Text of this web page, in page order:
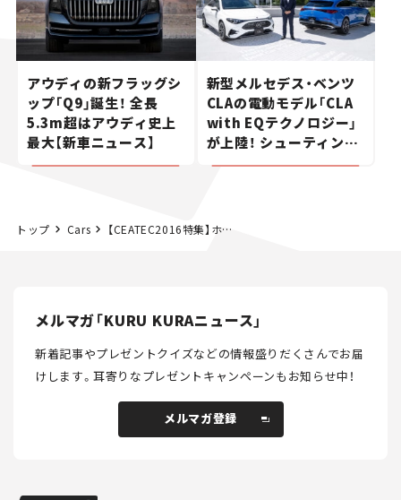
アウディの新フラッグシ
ップ「Q9」誕生！ 全長
5.3m超はアウディ史上
最大【新車ニュース】
新型メルセデス・ベンツ
CLAの電動モデル「CLA
with EQテクノロジー」
が上陸！ シューティング
ブレークも発売【新車ニ
トップ Cars 【CEATEC2016特集】ホンダ、3Dプリントで「MC-β」をカスタマイズ
メルマガ「KURU KURAニュース」
新着記事やプレゼントクイズなどの情報盛りだくさんでお届
けします。耳寄りなプレゼントキャンペーンもお知らせ中！
メルマガ登録